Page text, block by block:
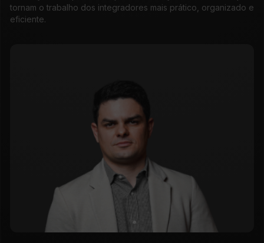
tornam o trabalho dos integradores mais prático, organizado e
eficiente.